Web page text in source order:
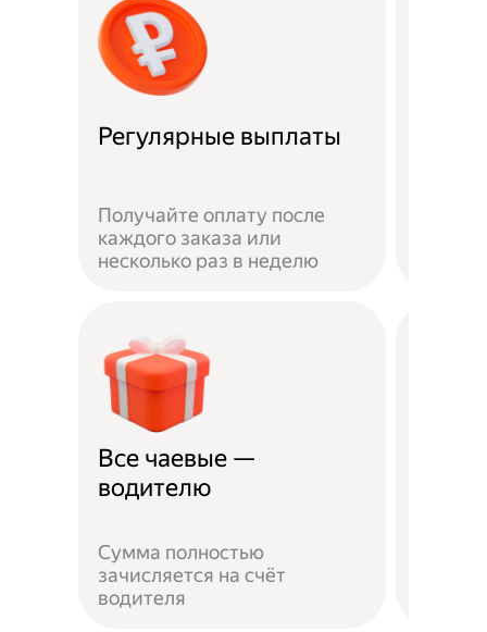
Регулярные выплаты
Получайте оплату после
каждого заказа или
несколько раз в неделю
Все чаевые —
водителю
Сумма полностью
зачисляется на счёт
водителя